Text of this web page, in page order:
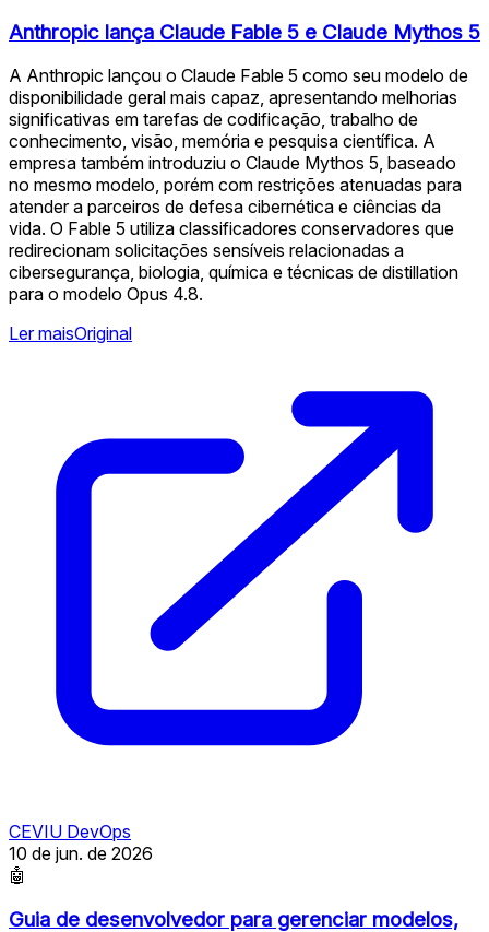
Anthropic lança Claude Fable 5 e Claude Mythos 5
A Anthropic lançou o Claude Fable 5 como seu modelo de
disponibilidade geral mais capaz, apresentando melhorias
significativas em tarefas de codificação, trabalho de
conhecimento, visão, memória e pesquisa científica. A
empresa também introduziu o Claude Mythos 5, baseado
no mesmo modelo, porém com restrições atenuadas para
atender a parceiros de defesa cibernética e ciências da
vida. O Fable 5 utiliza classificadores conservadores que
redirecionam solicitações sensíveis relacionadas a
cibersegurança, biologia, química e técnicas de distillation
para o modelo Opus 4.8.
Ler maisOriginal
CEVIU DevOps
10 de jun. de 2026
🤖
Guia de desenvolvedor para gerenciar modelos,